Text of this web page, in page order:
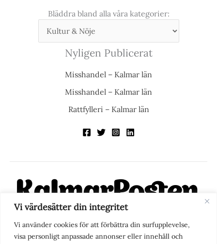
Vi värdesätter din integritet
Vi använder cookies för att förbättra din surfupplevelse,
visa personligt anpassade annonser eller innehåll och
Bläddra bland alla våra kategorier:
Nyligen Publicerat
Misshandel – Kalmar län
Misshandel – Kalmar län
Rattfylleri – Kalmar län
KalmarPosten är en modern lokalnyhetstidning på nätet. Med
fokus på Kalmarregionen, men också med blick för det större
perspektivet, vill vi vara din självklara kanal för nyheter,